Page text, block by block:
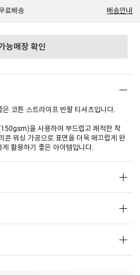
료배송 배송안내
능매장 확인
코튼 스트라이프 반팔 티셔츠입니다.
을 사용하여 부드럽고 쾌적한 착
콘 워싱 가공으로 표면을 더욱 매끄럽게 완
활용하기 좋은 아이템입니다.